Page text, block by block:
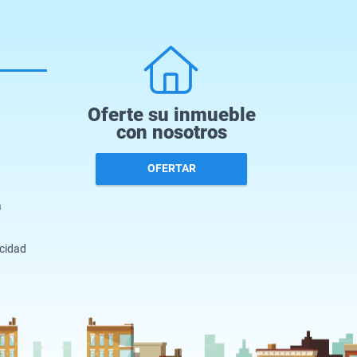
Oferte su inmueble
con nosotros
OFERTAR